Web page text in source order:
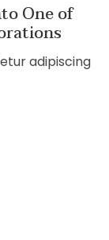
One of
adipiscing